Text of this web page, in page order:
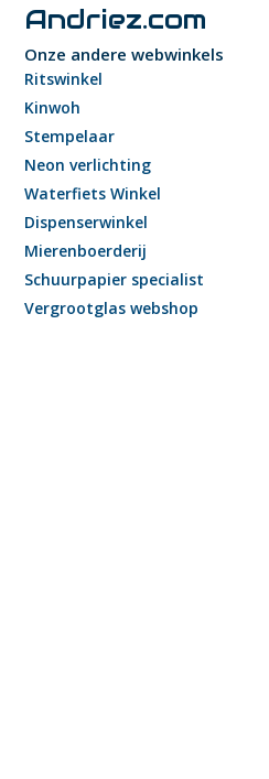
Andriez.com
Onze andere webwinkels
Ritswinkel
Kinwoh
Stempelaar
Neon verlichting
Waterfiets Winkel
Dispenserwinkel
Mierenboerderij
Schuurpapier specialist
Vergrootglas webshop